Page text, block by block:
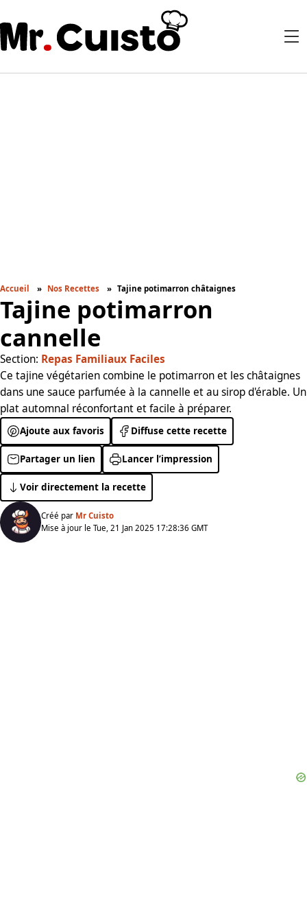
Accueil Nos Recettes Tajine potimarron châtaignes
Tajine potimarron
cannelle
Section: Repas Familiaux Faciles
Ce tajine végétarien combine le potimarron et les châtaignes
dans une sauce parfumée à la cannelle et au sirop d'érable. Un
plat automnal réconfortant et facile à préparer.
Ajoute aux favoris Diffuse cette recette
Partager un lien Lancer l’impression
Voir directement la recette
Créé par Mr Cuisto
Mise à jour le Tue, 21 Jan 2025 17:28:36 GMT